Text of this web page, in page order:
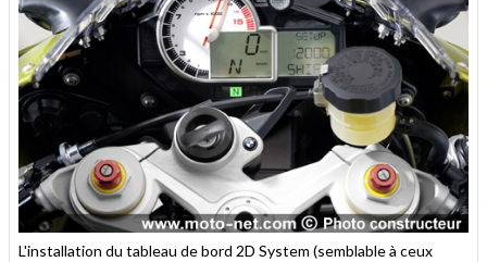
L'installation du tableau de bord 2D System (semblable à ceux